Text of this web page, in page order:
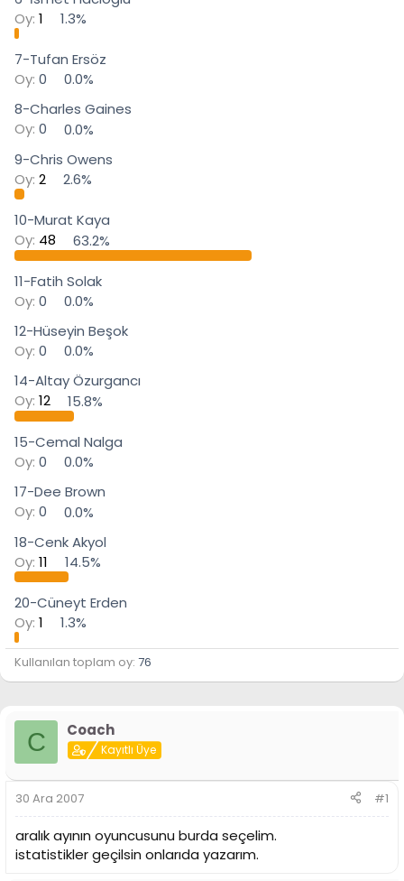
i
Oy: 1 1.3%
7-Tufan Ersöz
Oy: 0
0.0%
8-Charles Gaines
Oy: 0
0.0%
9-Chris Owens
Oy: 2 2.6%
10-Murat Kaya
Oy: 48 63.2%
11-Fatih Solak
Oy: 0
0.0%
12-Hüseyin Beşok
Oy: 0
0.0%
14-Altay Özurgancı
Oy: 12 15.8%
15-Cemal Nalga
Oy: 0
0.0%
17-Dee Brown
Oy: 0
0.0%
18-Cenk Akyol
Oy: 11 14.5%
20-Cüneyt Erden
Oy: 1 1.3%
Kullanılan toplam oy 76
C Coach
Kayıtlı Üye
30 Ara 2007 #1
aralık ayının oyuncusunu burda seçelim.
istatistikler geçilsin onlarıda yazarım.